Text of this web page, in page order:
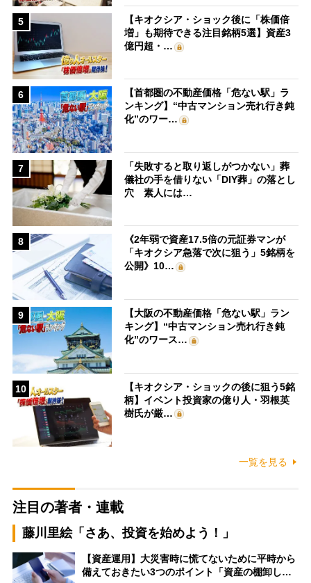
5
【キオクシア・ショック後に「株価倍
増」も期待できる注目銘柄5選】資産3
億円超・…
6
【首都圏の不動産価格「危ない駅」ラ
ンキング】“中古マンション売れ行き鈍
化”のワー…
7
「失敗すると取り返しがつかない」葬
儀社の手を借りない「DIY葬」の落とし
穴 素人には…
8
《2年弱で資産17.5倍の元証券マンが
「キオクシア急落で次に狙う」5銘柄を
公開》10…
9
【大阪の不動産価格「危ない駅」ラン
キング】“中古マンション売れ行き鈍
化”のワース…
10
【キオクシア・ショックの後に狙う5銘
柄】イベント投資家の億り人・羽根英
樹氏が厳…
一覧を見る
注目の著者・連載
藤川里絵「さあ、投資を始めよう！」
【資産運用】大災害時に慌てないために平時から
備えておきたい3つのポイント「資産の棚卸し…